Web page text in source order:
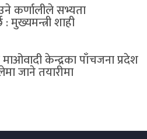
कर्णालीले सभ्यता
मुख्यमन्त्री शाही
केन्द्रका पाँचजना प्रदेश
जाने तयारीमा